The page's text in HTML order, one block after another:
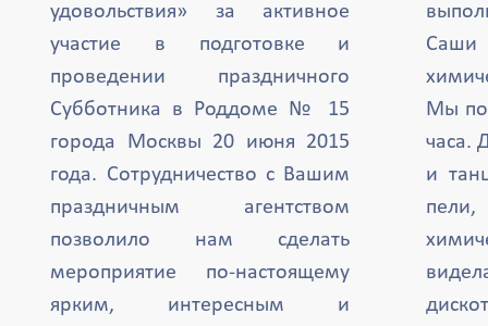
удовольствия» за активное
участие в подготовке и
проведении праздничного
Субботника в Роддоме № 15
города Москвы 20 июня 2015
года. Сотрудничество с Вашим
праздничным агентством
позволило нам сделать
мероприятие по-настоящему
ярким, интересным и
Саши
Мы
часа.
и